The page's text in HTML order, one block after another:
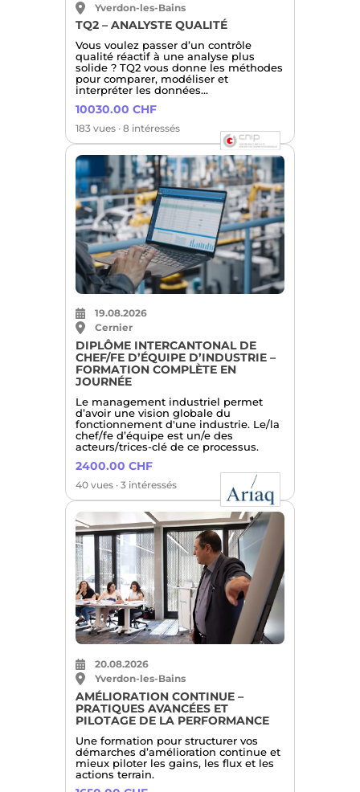
Yverdon-les-Bains
TQ2 – ANALYSTE QUALITÉ
Vous voulez passer d’un contrôle
qualité réactif à une analyse plus
solide ? TQ2 vous donne les méthodes
pour comparer, modéliser et
interpréter les données…
10030.00 CHF
183 vues · 8 intéressés
19.08.2026
Cernier
DIPLÔME INTERCANTONAL DE
CHEF/FE D’ÉQUIPE D’INDUSTRIE –
FORMATION COMPLÈTE EN
JOURNÉE
Le management industriel permet
d’avoir une vision globale du
fonctionnement d'une industrie. Le/la
chef/fe d’équipe est un/e des
acteurs/trices-clé de ce processus.
2400.00 CHF
40 vues · 3 intéressés
20.08.2026
Yverdon-les-Bains
AMÉLIORATION CONTINUE –
PRATIQUES AVANCÉES ET
PILOTAGE DE LA PERFORMANCE
Une formation pour structurer vos
démarches d’amélioration continue et
mieux piloter les gains, les flux et les
actions terrain.